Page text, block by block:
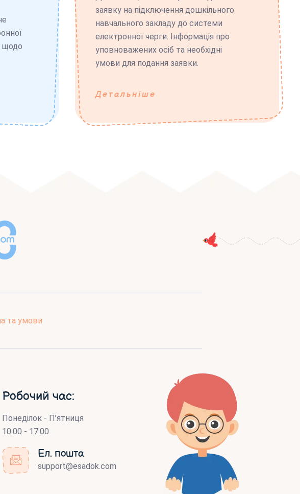
щодо
заявку на підключення дошкільного
навчального закладу до системи
електронної черги. Інформація про
уповноважених осіб та необхідні
умови для подання заявки.
Детальніше
та умови
Робочий час:
Понеділок - П’ятниця
10:00 - 17:00
Ел. пошта
support@esadok.com